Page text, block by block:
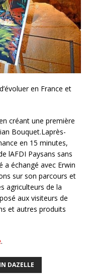
en France et
créant une première
Bouquet.Laprès-
en 15 minutes,
lAFDI Paysans sans
a échangé avec Erwin
sur son parcours et
agriculteurs de la
aux visiteurs de
et autres produits
.
DAZELLE